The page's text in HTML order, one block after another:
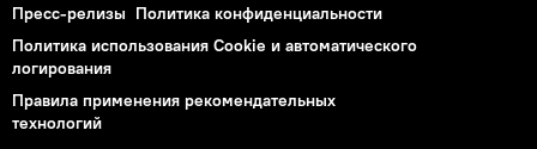
Пресс-релизы Политика конфиденциальности
Политика использования Cookie и автоматического
логирования
Правила применения рекомендательных
технологий